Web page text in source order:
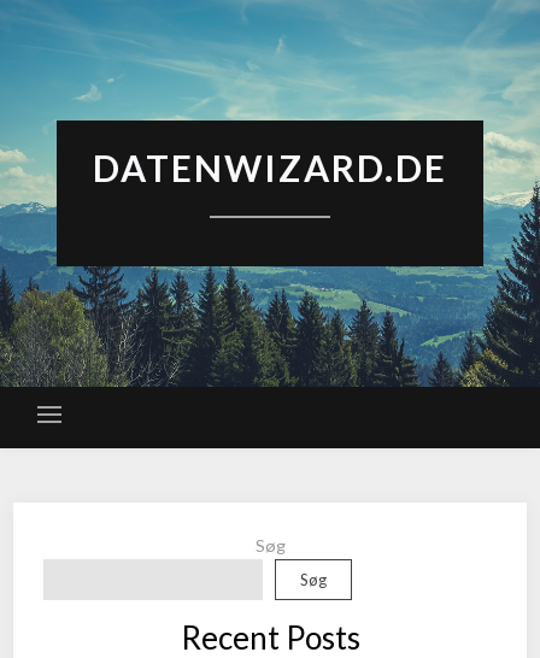
DATENWIZARD.DE
Søg
Søg
Recent Posts